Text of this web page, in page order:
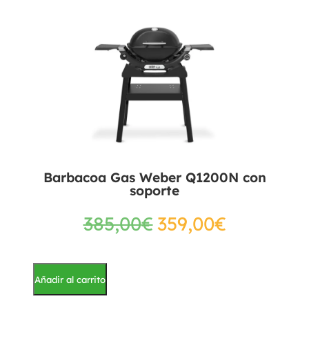
Barbacoa Gas Weber Q1200N con
soporte
385,00€359,00€
Añadir al carrito